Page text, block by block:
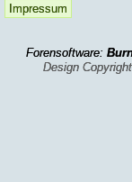
Impressum
Forensoftware:
Design